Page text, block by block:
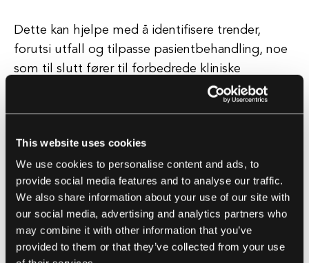
This website uses cookies
We use cookies to personalise content and ads, to
provide social media features and to analyse our traffic.
We also share information about your use of our site with
our social media, advertising and analytics partners who
may combine it with other information that you’ve
provided to them or that they’ve collected from your use
Dette kan hjelpe med å identifisere trender,
forutsi utfall og tilpasse pasientbehandling, noe
som til slutt fører til forbedrede kliniske
resultater og pasienttilfredshet. Videre tilbyr sky
computing i helsetjenester skalerbarhet og
organisasjoner å enkelt skalere infrastrukturen
opp eller ned basert på skiftende behov.
Dette er spesielt gunstig for mindre
helseleverandører som kanskje ikke har
ressursene til å investere i dyrt programvare- og